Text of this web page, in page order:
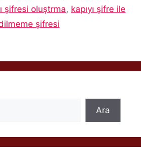
şifresi oluştrma, kapıyı şifre ile
şifresi
Ara